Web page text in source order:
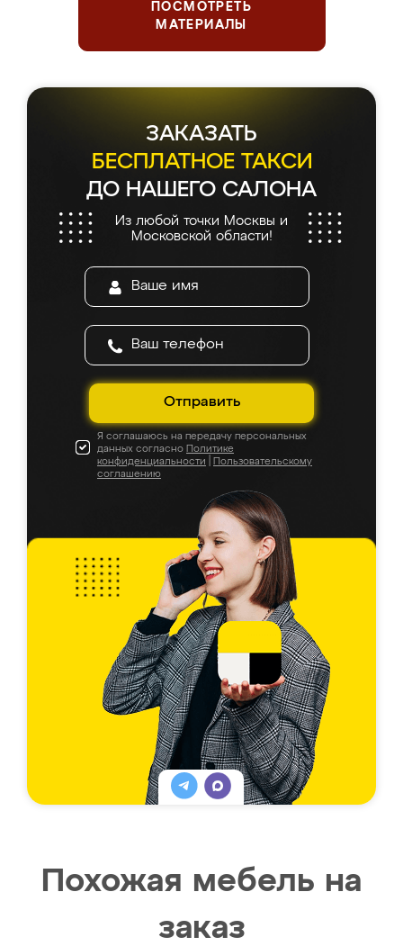
ПОСМОТРЕТЬ
МАТЕРИАЛЫ
ЗАКАЗАТЬ
БЕСПЛАТНОЕ ТАКСИ
ДО НАШЕГО САЛОНА
Из любой точки Москвы и
Московской области!
Отправить
Я соглашаюсь на передачу персональных
данных согласно Политике
конфиденциальности
Пользовательскому
соглашению
Похожая мебель на
заказ